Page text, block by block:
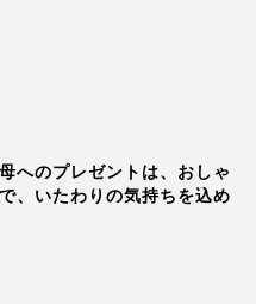
前に霧吹きでシュッと水
。
ら、ビニール袋に入れ
へのプレゼントは、おしゃ
、いたわりの気持ちを込め